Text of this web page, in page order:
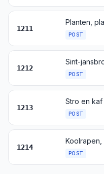
1211
POST
1212
POST
1213
POST
1214
POST